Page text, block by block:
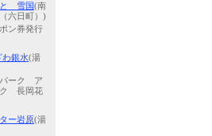
雪国(南
六日町）)
ン券発行
銀水(湯
パーク ア
長岡花
ー岩原(湯